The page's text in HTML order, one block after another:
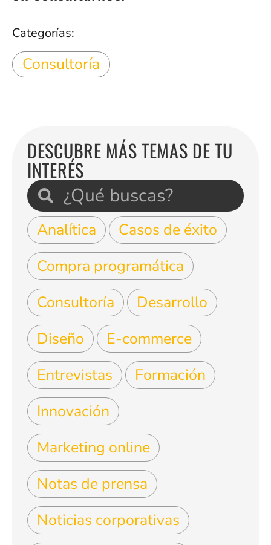
Categorías:
Consultoría
DESCUBRE MÁS TEMAS DE TU
INTERÉS
Analítica
Casos de éxito
Compra programática
Consultoría
Desarrollo
Diseño
E-commerce
Entrevistas
Formación
Innovación
Marketing online
Notas de prensa
Noticias corporativas